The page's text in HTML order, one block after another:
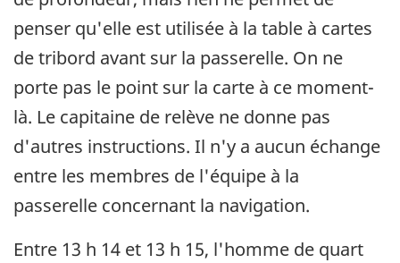
penser qu'elle est utilisée à la table à cartes
de tribord avant sur la passerelle. On ne
porte pas le point sur la carte à ce moment-
là. Le capitaine de relève ne donne pas
d'autres instructions. Il n'y a aucun échange
entre les membres de l'équipe à la
passerelle concernant la navigation.
Entre 13 h 14 et 13 h 15, l'homme de quart